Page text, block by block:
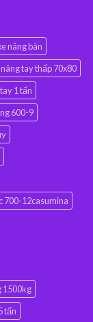
nâng bàn
tay thấp 70x80
1 tấn
600-9
700-12casumina
1500kg
tấn